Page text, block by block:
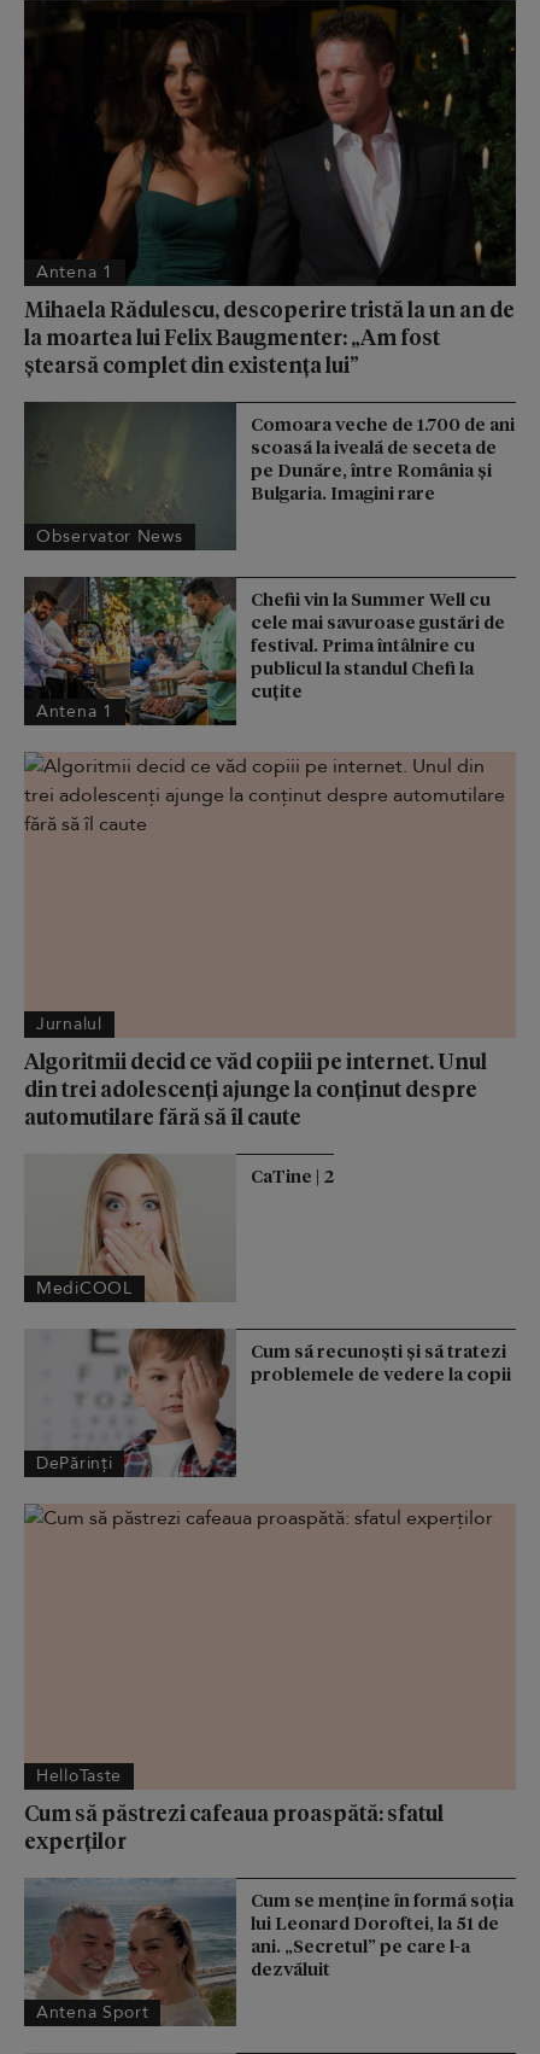
Antena 1
Mihaela Rădulescu, descoperire tristă la un an de
la moartea lui Felix Baugmenter: „Am fost
ștearsă complet din existența lui”
Observator News
Comoara veche de 1.700 de ani
scoasă la iveală de seceta de
pe Dunăre, între România şi
Bulgaria. Imagini rare
Antena 1
Chefii vin la Summer Well cu
cele mai savuroase gustări de
festival. Prima întâlnire cu
publicul la standul Chefi la
cuțite
Jurnalul
Algoritmii decid ce văd copiii pe internet. Unul
din trei adolescenți ajunge la conținut despre
automutilare fără să îl caute
MediCOOL
CaTine | 2
DePărinți
Cum să recunoști și să tratezi
problemele de vedere la copii
HelloTaste
Cum să păstrezi cafeaua proaspătă: sfatul
experților
Antena Sport
Cum se menţine în formă soţia
lui Leonard Doroftei, la 51 de
ani. „Secretul” pe care l-a
dezvăluit